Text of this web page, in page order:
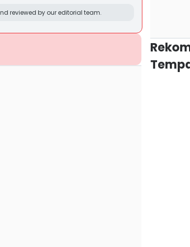
reviewed by our editorial team.